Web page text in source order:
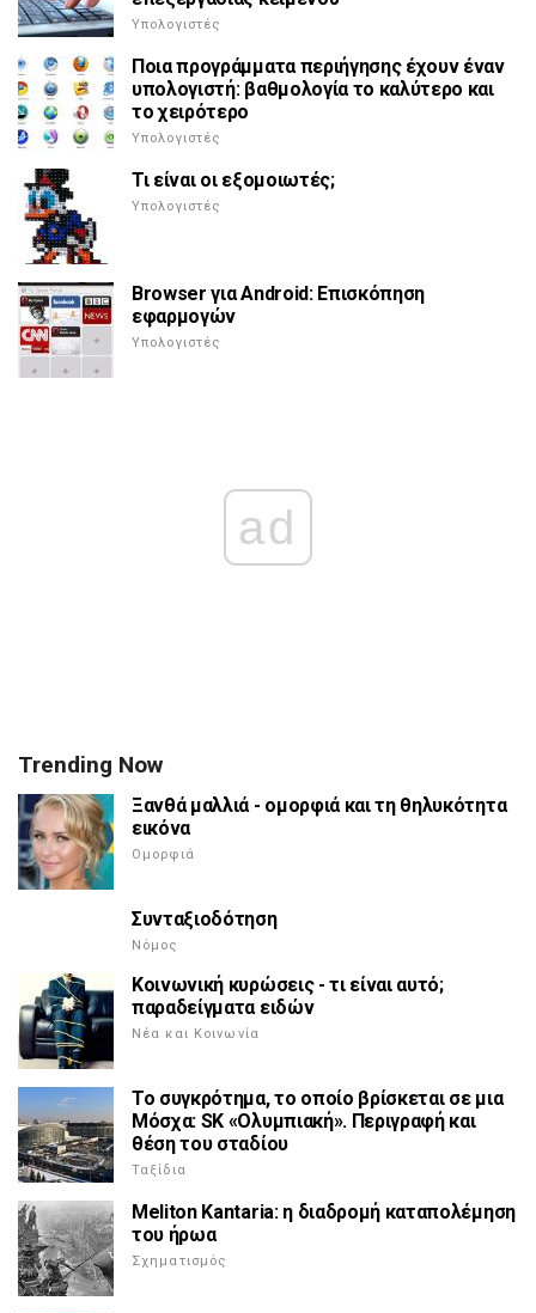
Υπολογιστές
Ποια προγράμματα περιήγησης έχουν έναν
υπολογιστή: βαθμολογία το καλύτερο και
το χειρότερο
Υπολογιστές
Τι είναι οι εξομοιωτές;
Υπολογιστές
Browser για Android: Επισκόπηση
εφαρμογών
Υπολογιστές
ad
Trending Now
Ξανθά μαλλιά - ομορφιά και τη θηλυκότητα
εικόνα
Ομορφιά
Συνταξιοδότηση
Νόμος
Κοινωνική κυρώσεις - τι είναι αυτό;
παραδείγματα ειδών
Νέα και Κοινωνία
Το συγκρότημα, το οποίο βρίσκεται σε μια
Μόσχα: SK «Ολυμπιακή». Περιγραφή και
θέση του σταδίου
Ταξίδια
Meliton Kantaria: η διαδρομή καταπολέμηση
του ήρωα
Σχηματισμός